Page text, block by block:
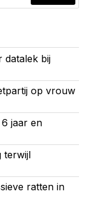
datalek bij
op vrouw
jaar en
terwijl
ratten in